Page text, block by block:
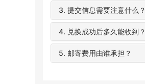
3. 提交信息需要注意什么？
4. 兑换成功后多久能收到？
5. 邮寄费用由谁承担？